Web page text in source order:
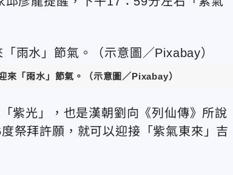
來「雨水」節氣。（示意圖／Pixabay）
紫光」，也是漢朝劉向《列仙傳》所說
祭拜許願，就可以迎接「紫氣東來」吉